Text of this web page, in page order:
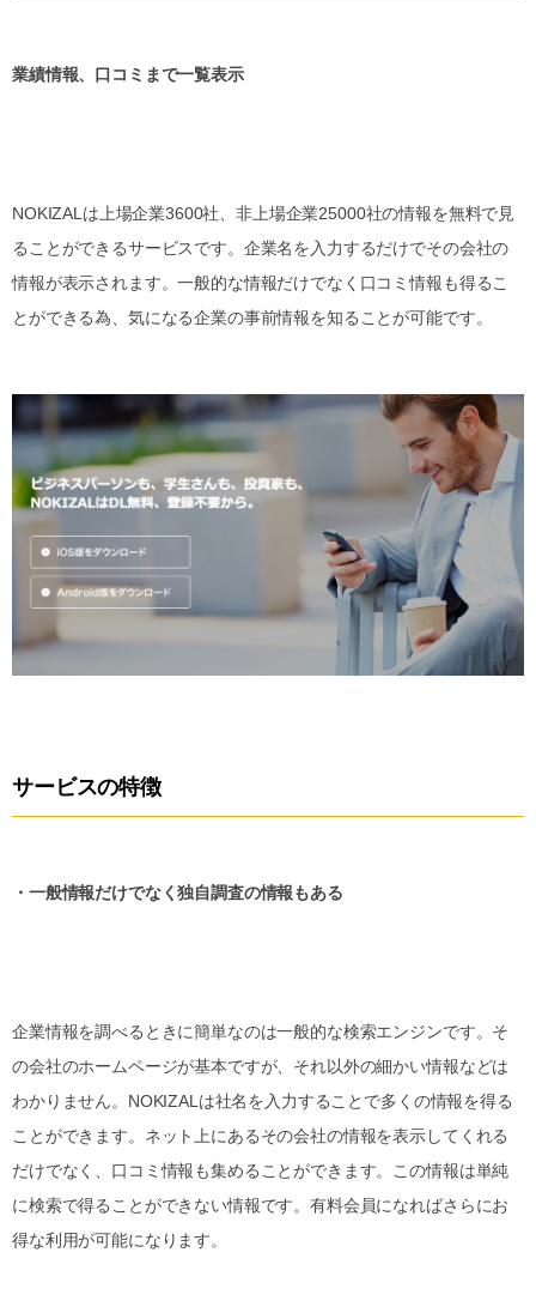
業績情報、口コミまで一覧表示
NOKIZALは上場企業3600社、非上場企業25000社の情報を無料で見
ることができるサービスです。企業名を入力するだけでその会社の
情報が表示されます。一般的な情報だけでなく口コミ情報も得るこ
とができる為、気になる企業の事前情報を知ることが可能です。
サービスの特徴
・一般情報だけでなく独自調査の情報もある
企業情報を調べるときに簡単なのは一般的な検索エンジンです。そ
の会社のホームページが基本ですが、それ以外の細かい情報などは
わかりません。NOKIZALは社名を入力することで多くの情報を得る
ことができます。ネット上にあるその会社の情報を表示してくれる
だけでなく、口コミ情報も集めることができます。この情報は単純
に検索で得ることができない情報です。有料会員になればさらにお
得な利用が可能になります。